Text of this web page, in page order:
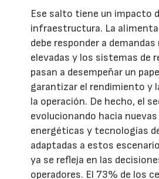
Ese salto tiene un impacto
infraestructura. La
debe responder a
elevadas y los sistemas de
pasan a desempeñar un
garantizar el rendimiento y
la operación. De hecho, el
evolucionando hacia
energéticas y tecnologías
adaptadas a estos
ya se refleja en las
operadores. El 73% de los